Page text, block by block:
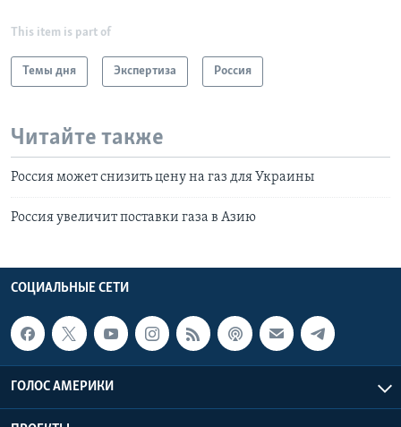
This item is part of
Темы дня Экспертиза Россия
Читайте также
Россия может снизить цену на газ для Украины
Россия увеличит поставки газа в Азию
СОЦИАЛЬНЫЕ СЕТИ
ГОЛОС АМЕРИКИ